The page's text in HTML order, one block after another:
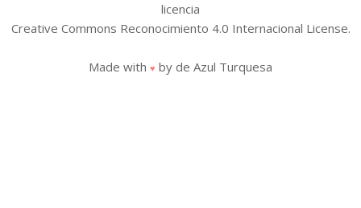
licencia
Creative Commons Reconocimiento 4.0 Internacional License.
Made with ♥ by de Azul Turquesa